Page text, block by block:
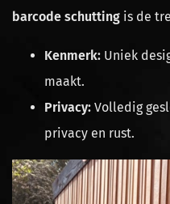
barcode schutting is de
Kenmerk: Uniek
maakt.
Privacy: Volledig
privacy en rust.